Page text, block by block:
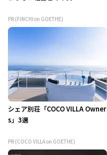
PR (FINCHI on GOETHE)
シェア別荘「COCO VILLA Owner
s」3選
PR (COCO VILLA on GOETHE)